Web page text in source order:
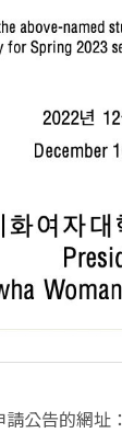
公告的網址：